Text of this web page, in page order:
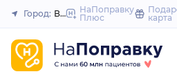
Закрыть
Город: ВолгоградНаПоправку
Плюс
карта